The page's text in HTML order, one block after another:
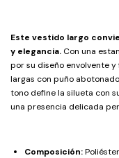
Este vestido largo
y elegancia. Con una
por su diseño envolvente
largas con puño
tono define la silueta con
una presencia delicada
Composición: